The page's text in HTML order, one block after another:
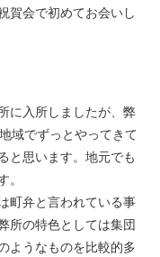
賀会で初めてお会いし
に入所しましたが、弊
域でずっとやってきて
と思います。地元でも
町弁と言われている事
所の特色としては集団
ようなものを比較的多